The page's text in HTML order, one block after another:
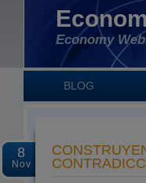
Economy
BLOG
8
Nov